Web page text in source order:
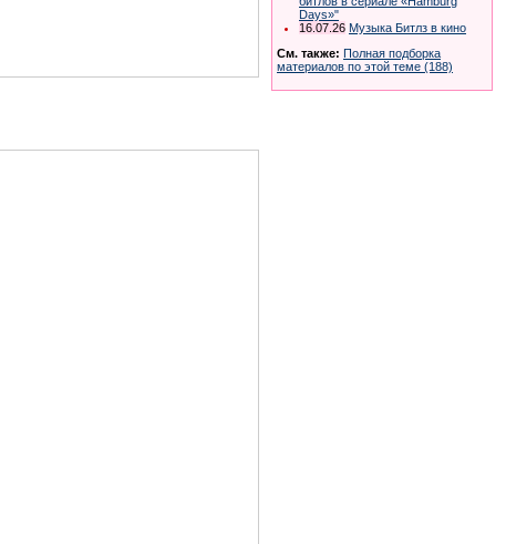
Days»"
16.07.26 Музыка Битлз в кино
См. также: Полная подборка
материалов по этой теме (188)